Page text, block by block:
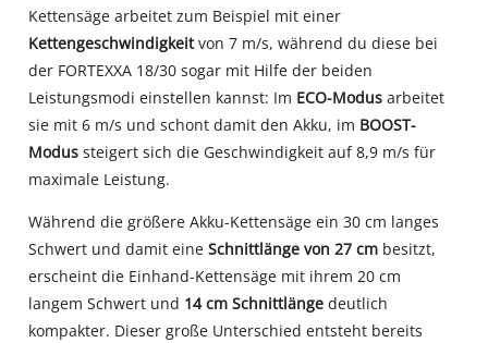
to
trackers
are
not
disclosed
to
The
website
needs
to
setup
Kettensäge arbeitet zum Beispiel mit einer
Kettengeschwindigkeitvon 7 m/s, während du diese bei
der FORTEXXA 18/30 sogar mit Hilfe der beiden
Leistungsmodi einstellen kannst: Im ECO-Modus arbeitet
sie mit 6 m/s und schont damit den Akku, im BOOST-
Modus steigert sich die Geschwindigkeit auf 8,9 m/s für
maximale Leistung.
Während die größere Akku-Kettensäge ein 30 cm langes
Schwert und damit eineSchnittlänge von 27 cm besitzt,
erscheint die Einhand-Kettensäge mit ihrem 20 cm
langem Schwert und 14 cm Schnittlängedeutlich
kompakter. Dieser große Unterschied entsteht bereits